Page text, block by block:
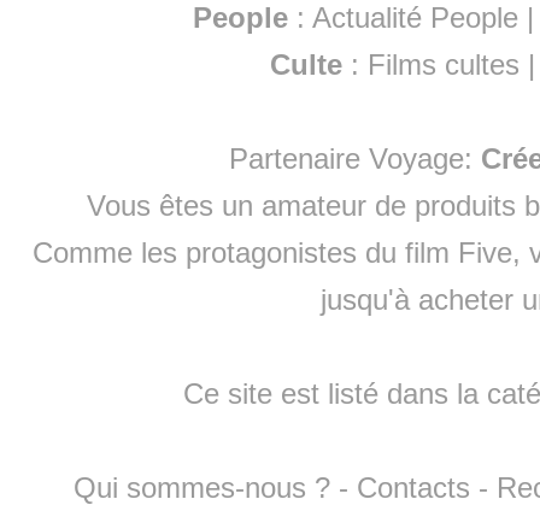
People :Actualité People
Culte : Films cultes
Partenaire Voyage:
Vous êtes un amateur de produits
Comme les protagonistes du film Five,
jusqu'à acheter
Ce site est listé dans la
Qui sommes-nous ? - Contacts -